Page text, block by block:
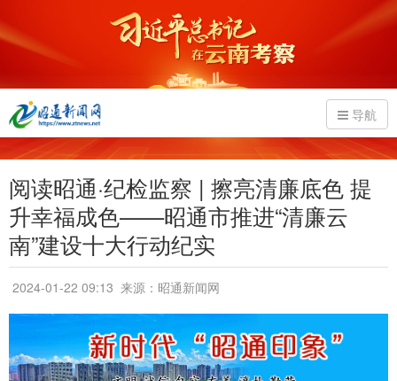
导航
阅读昭通·纪检监察 | 擦亮清廉底色 提
升幸福成色——昭通市推进“清廉云
南”建设十大行动纪实
2024-01-22 09:13 来源：昭通新闻网